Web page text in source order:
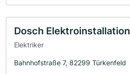
Dosch Elektroinstallation
Elektriker
Bahnhofstraße 7, 82299 Türkenfeld